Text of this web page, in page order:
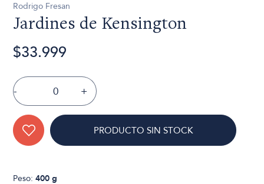
Rodrigo Fresan
Jardines de Kensington
$33.999
- +
PRODUCTO SIN STOCK
Peso:400 g